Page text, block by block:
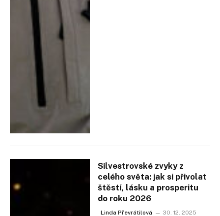
Silvestrovské zvyky z
celého světa: jak si přivolat
štěstí, lásku a prosperitu
do roku 2026
Linda Převrátilová 30. 12. 2025